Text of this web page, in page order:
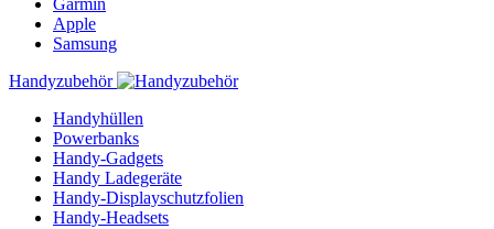
Garmin
Apple
Samsung
Handyzubehör
Handyhüllen
Powerbanks
Handy-Gadgets
Handy Ladegeräte
Handy-Displayschutzfolien
Handy-Headsets